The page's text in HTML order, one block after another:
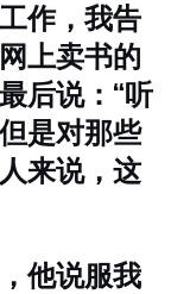
作，我告
上卖书的
后说：“听
是对那些
来说，这
他说服我